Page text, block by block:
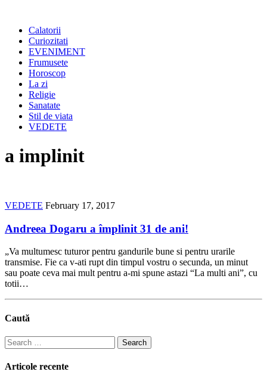
Calatorii
Curiozitati
EVENIMENT
Frumusete
Horoscop
La zi
Religie
Sanatate
Stil de viata
VEDETE
a implinit
VEDETE February 17, 2017
Andreea Dogaru a împlinit 31 de ani!
„Va multumesc tuturor pentru gandurile bune si pentru urarile
transmise. Fie ca v-ati rupt din timpul vostru o secunda, un minut
sau poate ceva mai mult pentru a-mi spune astazi “La multi ani”, cu
totii…
Caută
Search
for:
Articole recente